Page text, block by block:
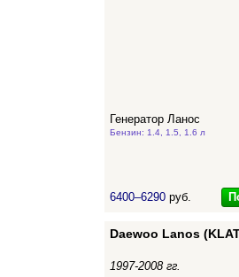
Генератор Ланос
Бензин: 1.4, 1.5, 1.6 л
6400–6290 руб.
Daewoo Lanos
1997-2008 гг.